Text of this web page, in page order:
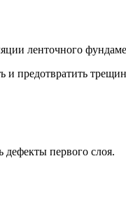
ленточного
и предотвратить
дефекты первого слоя.